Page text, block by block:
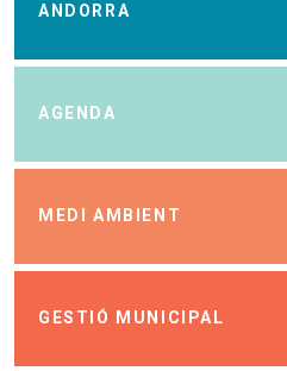
ANDORRA
AGENDA
MEDI AMBIENT
GESTIÓ MUNICIPAL